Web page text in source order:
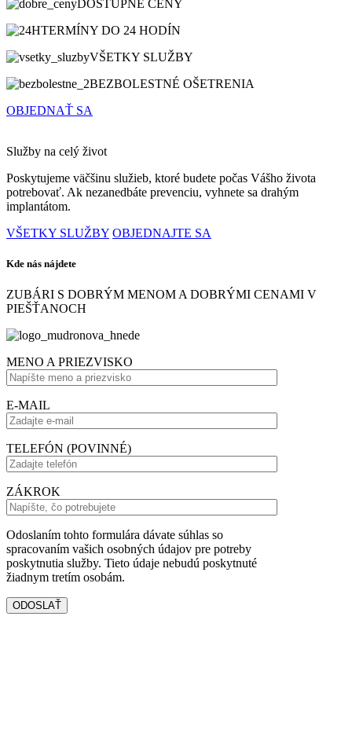
DOSTUPNÉ CENY
TERMÍNY DO 24 HODÍN
VŠETKY SLUŽBY
BEZBOLESTNÉ OŠETRENIA
OBJEDNAŤ SA
Služby na celý život
Poskytujeme väčšinu služieb, ktoré budete počas Vášho života
potrebovať. Ak nezanedbáte prevenciu, vyhnete sa drahým
implantátom.
VŠETKY SLUŽBY OBJEDNAJTE SA
Kde nás nájdete
ZUBÁRI S DOBRÝM MENOM A DOBRÝMI CENAMI V
PIEŠŤANOCH
MENO A PRIEZVISKO
E-MAIL
TELEFÓN (POVINNÉ)
ZÁKROK
Odoslaním tohto formulára dávate súhlas so
spracovaním vašich osobných údajov pre potreby
poskytnutia služby. Tieto údaje nebudú poskytnuté
žiadnym tretím osobám.